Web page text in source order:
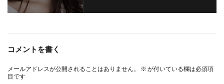
コメントを書く
メールアドレスが公開されることはありません。 ※ が付いている欄は必須項
目です